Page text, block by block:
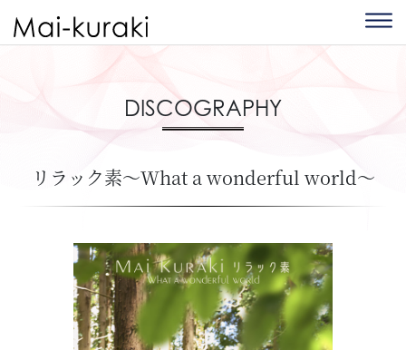
DISCOGRAPHY
リラック素～What a wonderful world～